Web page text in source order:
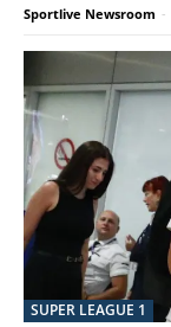
Sportlive Newsroom -
SUPER LEAGUE 1